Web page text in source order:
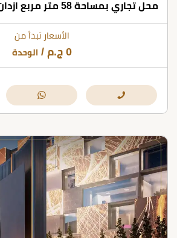
الأسعار تبدأ من
0 ج.م / الوحدة